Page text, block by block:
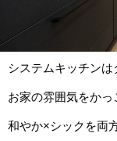
システムキッチン
お家の雰囲気をかっ
和やか×シックを両